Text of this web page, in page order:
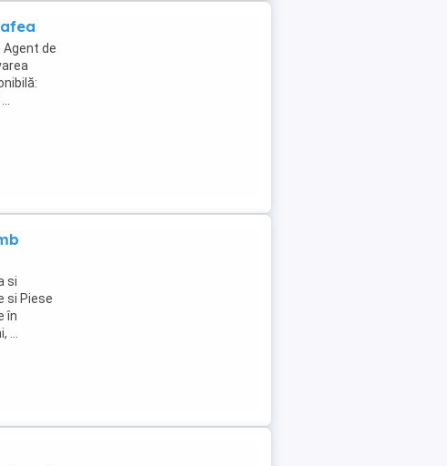
Agent de
si
si Piese
în